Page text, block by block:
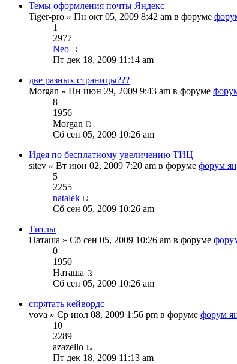
Темы оформления почты Яндекс
Tiger-pro » Пн окт 05, 2009 8:42 am в форуме
1
2977
Neo
Пт дек 18, 2009 11:14 am
две разных страницы???
Morgan » Пн июн 29, 2009 9:43 am в форуме
8
1956
Morgan
Сб сен 05, 2009 10:26 am
Идея по бесплатному увеличению ТИЦ
sitev » Вт июн 02, 2009 7:20 am в форуме форум
5
2255
natalek
Сб сен 05, 2009 10:26 am
Титлы
Наташа » Сб сен 05, 2009 10:26 am в форуме
0
1950
Наташа
Сб сен 05, 2009 10:26 am
спрятать кейвордс
vova » Ср июл 08, 2009 1:56 pm в форуме форум
10
2289
azazello
Пт дек 18, 2009 11:13 am